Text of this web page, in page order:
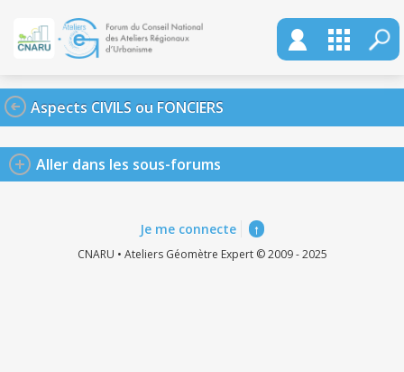
Aspects CIVILS ou FONCIERS
Aller dans les sous-forums
Je me connecte ↑
CNARU • Ateliers Géomètre Expert © 2009 - 2025